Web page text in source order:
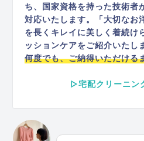
ち、国家資格を持った技術者
対応いたします。「大切なお
を長くキレイに美しく着続け
ッションケアをご紹介いたし
何度でも、ご納得いただける
▷宅配クリーニン